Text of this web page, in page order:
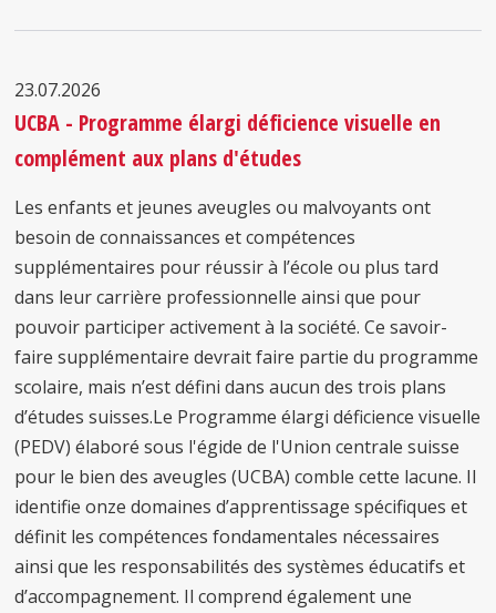
23.07.2026
UCBA - Programme élargi déficience visuelle en
complément aux plans d'études
Les enfants et jeunes aveugles ou malvoyants ont
besoin de connaissances et compétences
supplémentaires pour réussir à l’école ou plus tard
dans leur carrière professionnelle ainsi que pour
pouvoir participer activement à la société. Ce savoir-
faire supplémentaire devrait faire partie du programme
scolaire, mais n’est défini dans aucun des trois plans
d’études suisses.Le Programme élargi déficience visuelle
(PEDV) élaboré sous l'égide de l'Union centrale suisse
pour le bien des aveugles (UCBA) comble cette lacune. Il
identifie onze domaines d’apprentissage spécifiques et
définit les compétences fondamentales nécessaires
ainsi que les responsabilités des systèmes éducatifs et
d’accompagnement. Il comprend également une